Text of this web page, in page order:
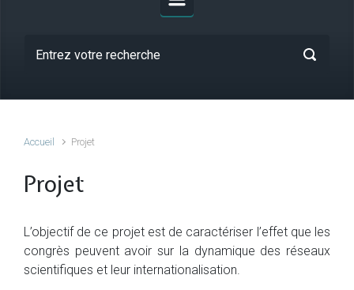
Accueil Projet
Projet
L’objectif de ce projet est de caractériser l’effet que les
congrès peuvent avoir sur la dynamique des réseaux
scientifiques et leur internationalisation.